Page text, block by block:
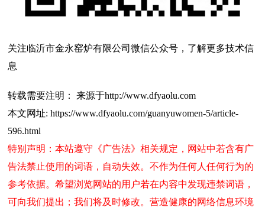
关注临沂市金永窑炉有限公司微信公众号，了解更多技术信
息
转载需要注明： 来源于http://www.dfyaolu.com
本文网址: https://www.dfyaolu.com/guanyuwomen-5/article-
596.html
特别声明：本站遵守《广告法》相关规定，网站中若含有广
告法禁止使用的词语，自动失效。不作为任何人任何行为的
参考依据。希望浏览网站的用户若在内容中发现违禁词语，
可向我们提出；我们将及时修改。营造健康的网络信息环境